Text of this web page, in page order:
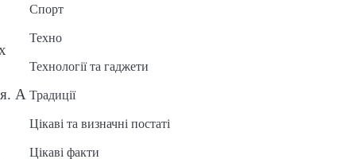
А
Спорт
Техно
Технології та гаджети
Традиції
Цікаві та визначні постаті
Цікаві факти